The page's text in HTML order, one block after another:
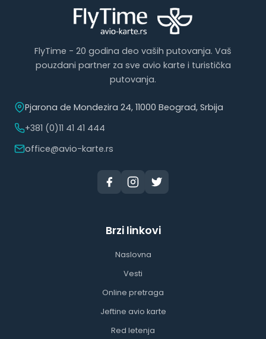
FlyTime - 20 godina deo vaših putovanja. Vaš
pouzdani partner za sve avio karte i turistička
putovanja.
Pjarona de Mondezira 24, 11000 Beograd, Srbija
+381 (0)11 41 41 444
office@avio-karte.rs
Brzi linkovi
Naslovna
Vesti
Online pretraga
Jeftine avio karte
Red letenja